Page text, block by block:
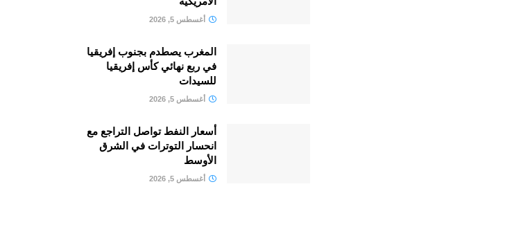
أغسطس 5, 2026
المغرب يصطدم بجنوب إفريقيا
في ربع نهائي كأس إفريقيا
للسيدات
أغسطس 5, 2026
أسعار النفط تواصل التراجع مع
انحسار التوترات في الشرق
الأوسط
أغسطس 5, 2026